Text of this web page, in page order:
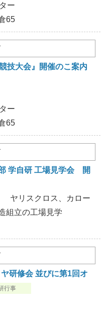
ー
65
技大会』開催のこ案内
ー
65
学自研 工場見学会 開
ヤリスクロス、カロー
組立の工場見学
研修会 並びに第1回オ
行事